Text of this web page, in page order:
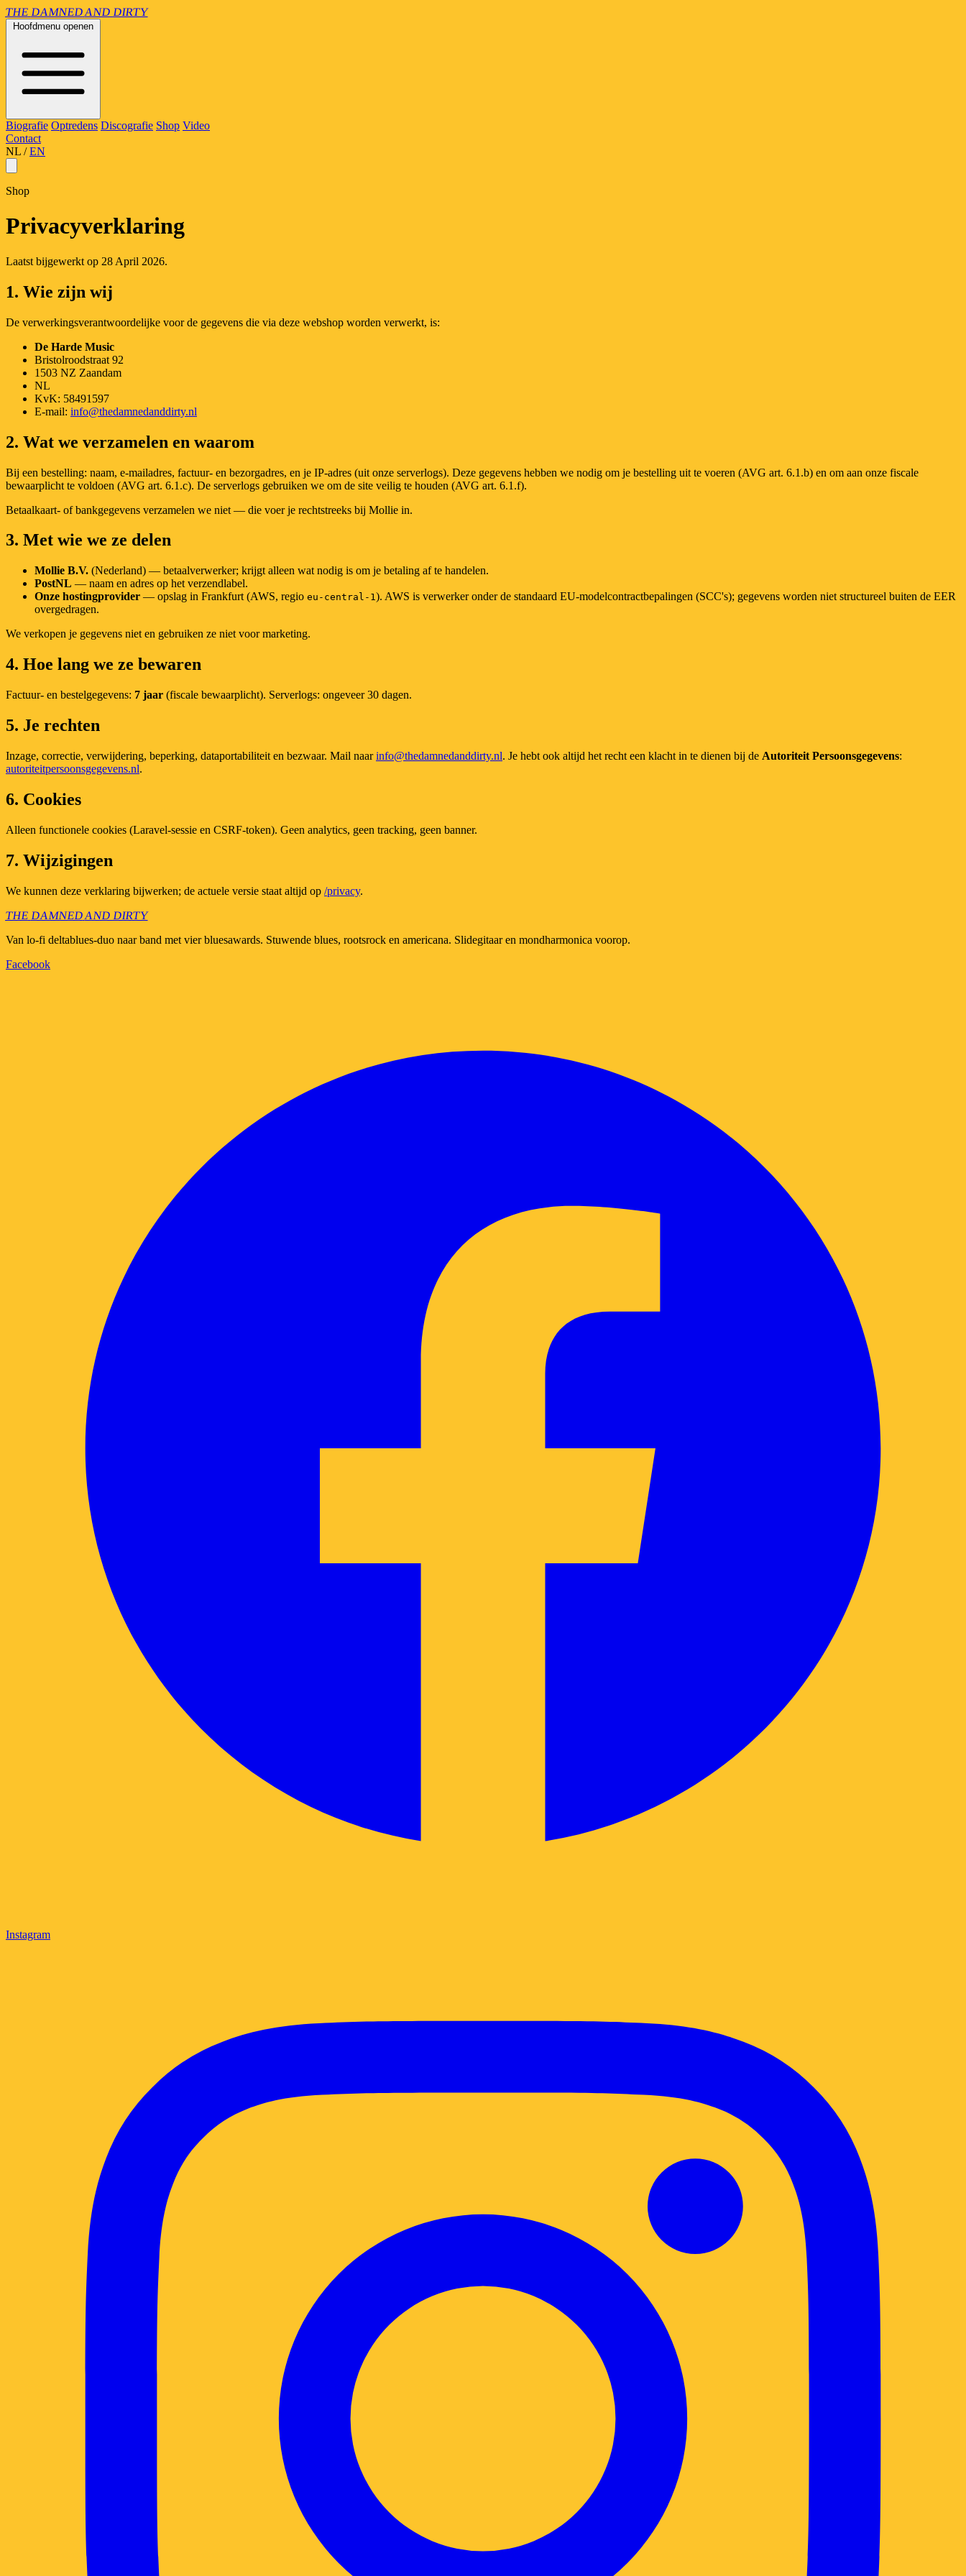
THE DAMNEDAND DIRTY
Hoofdmenu openen
Biografie Optredens Discografie Shop Video
Contact
NL / EN
Shop
Privacyverklaring
Laatst bijgewerkt op 28 April 2026.
1. Wie zijn wij
De verwerkingsverantwoordelijke voor de gegevens die via deze webshop worden verwerkt, is:
De Harde Music
Bristolroodstraat 92
1503 NZ Zaandam
NL
KvK: 58491597
E-mail: info@thedamnedanddirty.nl
2. Wat we verzamelen en waarom
Bij een bestelling: naam, e-mailadres, factuur- en bezorgadres, en je IP-adres (uit onze serverlogs). Deze gegevens hebben we nodig om je bestelling uit te voeren (AVG art. 6.1.b) en om aan onze fiscale
bewaarplicht te voldoen (AVG art. 6.1.c). De serverlogs gebruiken we om de site veilig te houden (AVG art. 6.1.f).
Betaalkaart- of bankgegevens verzamelen we niet — die voer je rechtstreeks bij Mollie in.
3. Met wie we ze delen
Mollie B.V. (Nederland) — betaalverwerker; krijgt alleen wat nodig is om je betaling af te handelen.
PostNL — naam en adres op het verzendlabel.
Onze hostingprovider — opslag in Frankfurt (AWS, regio eu-central-1). AWS is verwerker onder de standaard EU-modelcontractbepalingen (SCC's); gegevens worden niet structureel buiten de EER
overgedragen.
We verkopen je gegevens niet en gebruiken ze niet voor marketing.
4. Hoe lang we ze bewaren
Factuur- en bestelgegevens: 7 jaar (fiscale bewaarplicht). Serverlogs: ongeveer 30 dagen.
5. Je rechten
Inzage, correctie, verwijdering, beperking, dataportabiliteit en bezwaar. Mail naarinfo@thedamnedanddirty.nl. Je hebt ook altijd het recht een klacht in te dienen bij de Autoriteit Persoonsgegevens:
autoriteitpersoonsgegevens.nl.
6. Cookies
Alleen functionele cookies (Laravel-sessie en CSRF-token). Geen analytics, geen tracking, geen banner.
7. Wijzigingen
We kunnen deze verklaring bijwerken; de actuele versie staat altijd op /privacy.
THE DAMNEDAND DIRTY
Van lo-fi deltablues-duo naar band met vier bluesawards. Stuwende blues, rootsrock en americana. Slidegitaar en mondharmonica voorop.
Facebook
Instagram